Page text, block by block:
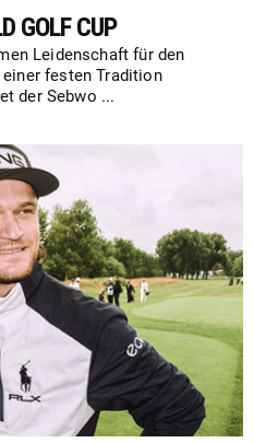
GOLF CUP
Leidenschaft für den
festen Tradition
der Sebwo ...